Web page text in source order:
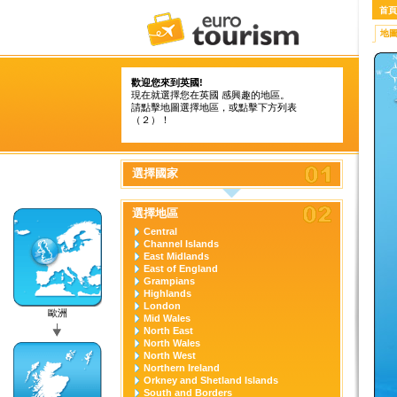
歡迎您來到英國!
現在就選擇您在英國 感興趣的地區。
請點擊地圖選擇地區，或點擊下方列表
（２）！
歐洲
選擇國家
選擇地區
Central
Channel Islands
East Midlands
East of England
Grampians
Highlands
London
Mid Wales
North East
North Wales
North West
Northern Ireland
Orkney and Shetland Islands
South and Borders
首頁
地圖